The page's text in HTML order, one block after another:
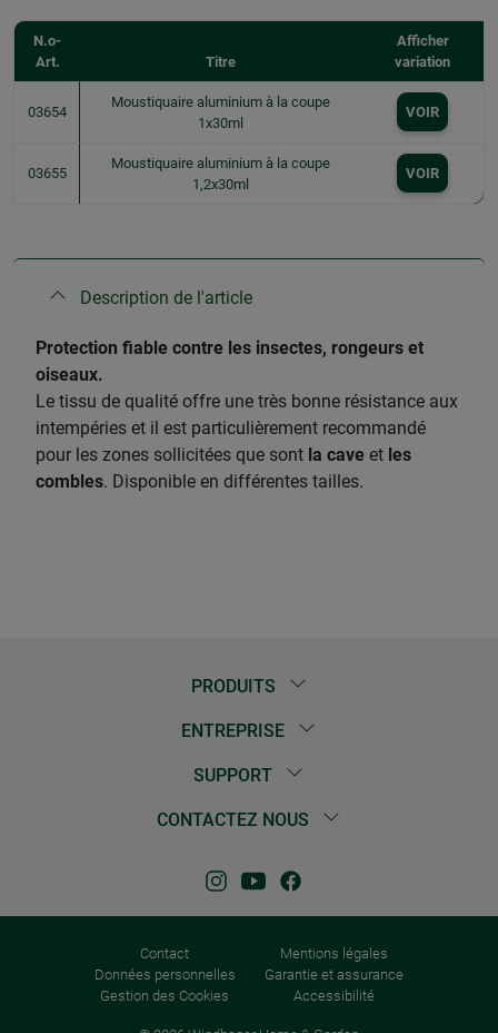
N.o-
Art.
Titre
Afficher
variation
03654
Moustiquaire aluminium à la coupe
1x30ml
VOIR
03655
Moustiquaire aluminium à la coupe
1,2x30ml
VOIR
Description de l'article
Protection fiable contre les insectes, rongeurs et
oiseaux.
Le tissu de qualité offre une très bonne résistance aux
intempéries et il est particulièrement recommandé
pour les zones sollicitées que sont la cave et les
combles. Disponible en différentes tailles.
PRODUITS
ENTREPRISE
SUPPORT
CONTACTEZ NOUS
Contact
Mentions légales
Données personnelles
Garantie et assurance
Gestion des Cookies
Accessibilité